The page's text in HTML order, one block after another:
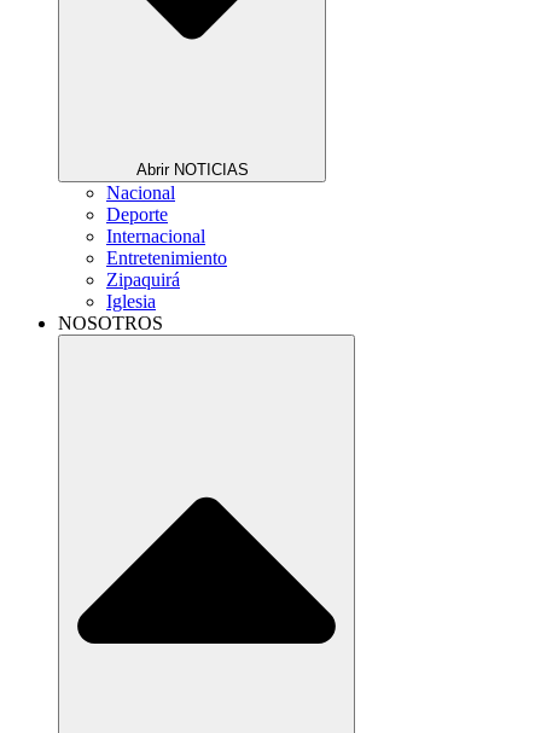
Abrir NOTICIAS
Nacional
Deporte
Internacional
Entretenimiento
Zipaquirá
Iglesia
NOSOTROS